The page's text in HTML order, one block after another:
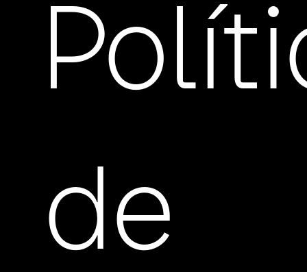
de